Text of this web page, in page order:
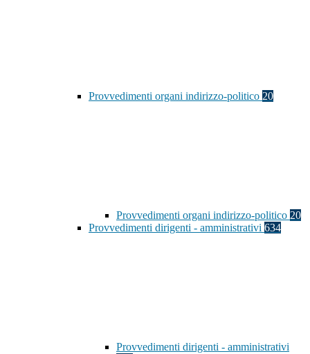
Provvedimenti organi indirizzo-politico 20
Provvedimenti organi indirizzo-politico 20
Provvedimenti dirigenti - amministrativi 634
Provvedimenti dirigenti - amministrativi